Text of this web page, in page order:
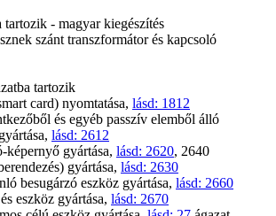
tartozik - magyar kiegészítés
szánt transzformátor és kapcsoló
tartozik
card) nyomtatása, lásd: 1812
és egyéb passzív elemből álló
lásd: 2612
képernyő gyártása, lásd: 2620, 2640
gyártása, lásd: 2630
besugárzó eszköz gyártása, lásd: 2660
eszköz gyártása, lásd: 2670